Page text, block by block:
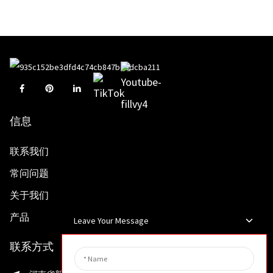
信息
联系我们
常问问题
关于我们
产品
联系方式
Leave Your Message